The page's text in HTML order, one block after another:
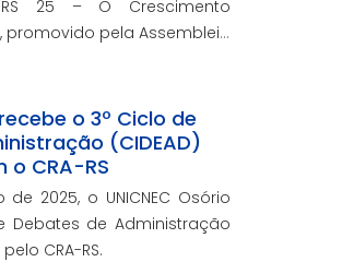
25 – O Crescimento
promovido pela Assembleia
O evento ocorreu no
Gomes. o 3º Ciclo de
(CIDEAD)
CRA-RS
2025, o UNICNEC Osório
Debates de Administração
CRA-RS.